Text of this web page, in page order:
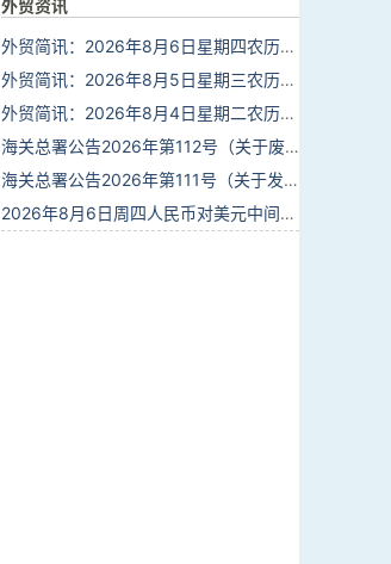
外贸资讯
外贸简讯：2026年8月6日星期四农历六月廿四
外贸简讯：2026年8月5日星期三农历六月廿三
外贸简讯：2026年8月4日星期二农历六月廿二
海关总署公告2026年第112号（关于废止部分卫生检疫类规范性文件的公告）
海关总署公告2026年第111号（关于发布《进出境动植物检疫处理监督管理工作规定》《进出境卫生处理监督管理工作规定》的公告）
2026年8月6日周四人民币对美元中间价报6.7895调贬6个基点